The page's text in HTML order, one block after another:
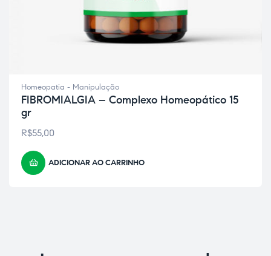
Homeopatia - Manipulação
FIBROMIALGIA – Complexo Homeopático 15
gr
R$55,00
ADICIONAR AO CARRINHO